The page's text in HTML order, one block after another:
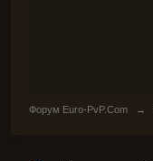
Форум Euro-PvP.Com →